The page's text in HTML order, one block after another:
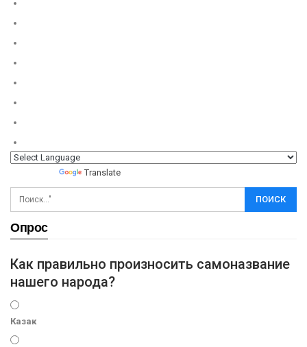
Translate
Опрос
Как правильно произносить самоназвание
нашего народа?
Казак